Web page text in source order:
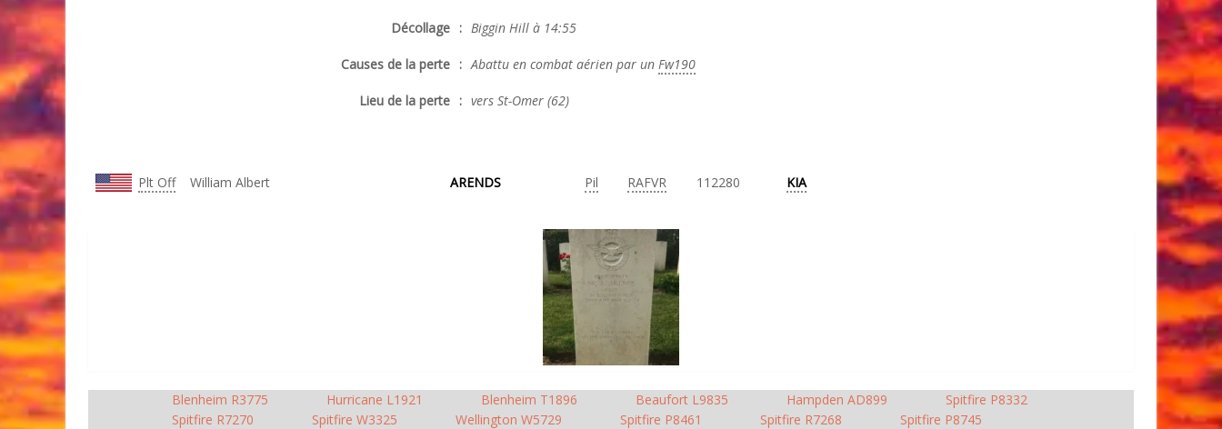
Décollage : Biggin Hill à 14:55
Causes de la perte : Abattu en combat aérien par un Fw190
Lieu de la perte : vers St-Omer (62)
Plt Off William Albert ARENDS Pil RAFVR 112280 KIA
Blenheim R3775 Hurricane L1921 Blenheim T1896 Beaufort L9835 Hampden AD899
Spitfire P8332
Spitfire R7270
Spitfire W3325 Wellington W5729 Spitfire P8461 Spitfire R7268
Spitfire P8745